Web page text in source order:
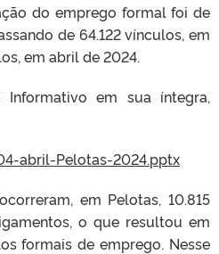
do emprego formal foi de
de 64.122 vínculos, em
em abril de 2024.
em sua íntegra,
abril-Pelotas-2024.pptx
em Pelotas, 10.815
o que resultou em
formais de emprego. Nesse